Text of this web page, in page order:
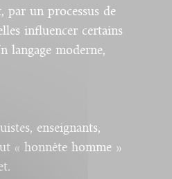
par un processus de
influencer certains
langage moderne,
enseignants,
« honnête homme »